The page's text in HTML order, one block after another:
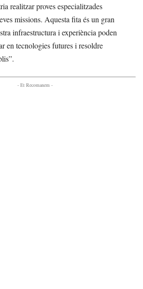
realitzar proves especialitzades
missions. Aquesta fita és un gran
infraestructura i experiència poden
en tecnologies futures i resoldre
- Et Recomanem -